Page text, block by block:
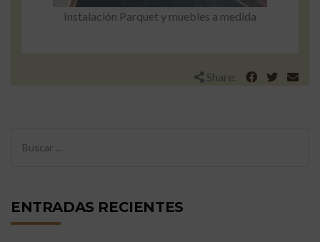
Instalación Parquet y muebles a medida
Share:
ENTRADAS RECIENTES